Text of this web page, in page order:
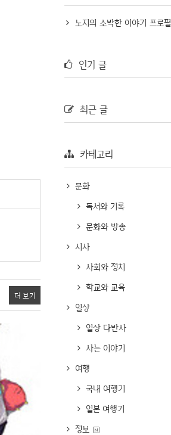
더 보기
노지의 소박한 이야기 프로필
인기 글
최근 글
카테고리
문화
독서와 기록
문화와 방송
시사
사회와 정치
학교와 교육
일상
일상 다반사
사는 이야기
여행
국내 여행기
일본 여행기
정보